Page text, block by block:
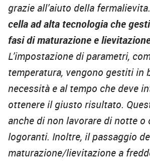
grazie all’aiuto della
cella ad alta tecnologia che
fasi di maturazione e
L’impostazione di parametri,
temperatura, vengono gestiti in
necessità e al tempo che deve
ottenere il giusto risultato.
anche di non lavorare di notte o
logoranti. Inoltre, il passaggio
maturazione/lievitazione a